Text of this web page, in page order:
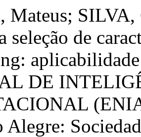
Mateus;
seleção de
DE